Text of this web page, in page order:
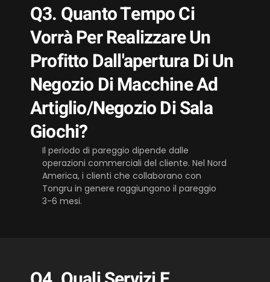
Q3. Quanto Tempo Ci
Vorrà Per Realizzare Un
Profitto Dall'apertura Di Un
Negozio Di Macchine Ad
Artiglio/negozio Di Sala
Giochi?
Il periodo di pareggio dipende dalle
operazioni commerciali del cliente. Nel Nord
America, i clienti che collaborano con
Tongru in genere raggiungono il pareggio
3-6 mesi.